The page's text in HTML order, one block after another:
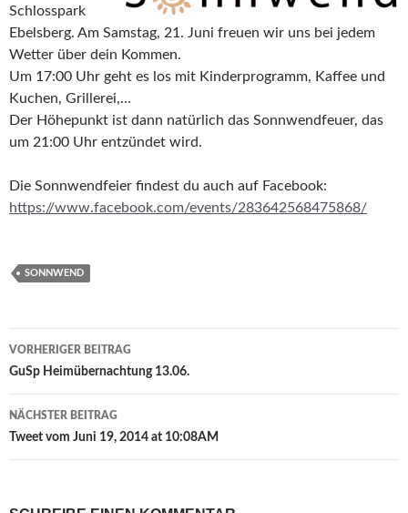
Schlosspark
Ebelsberg. Am Samstag, 21. Juni freuen wir uns bei jedem
Wetter über dein Kommen.
Um 17:00 Uhr geht es los mit Kinderprogramm, Kaffee und
Kuchen, Grillerei,…
Der Höhepunkt ist dann natürlich das Sonnwendfeuer, das
um 21:00 Uhr entzündet wird.
Die Sonnwendfeier findest du auch auf Facebook:
https://www.facebook.com/events/283642568475868/
SONNWEND
Beitragsnavigation
VORHERIGER BEITRAG
GuSp Heimübernachtung 13.06.
NÄCHSTER BEITRAG
Tweet vom Juni 19, 2014 at 10:08AM